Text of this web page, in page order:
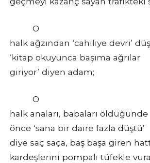
O
halk ağzından ‘cahiliye devri’
‘kitap okuyunca başıma ağrılar
giriyor’ diyen adam;
O
halk anaları, babaları
önce ‘sana bir daire fazla düştü’
diye saç saça, baş başa giren
kardeşlerini pompalı tüfekle